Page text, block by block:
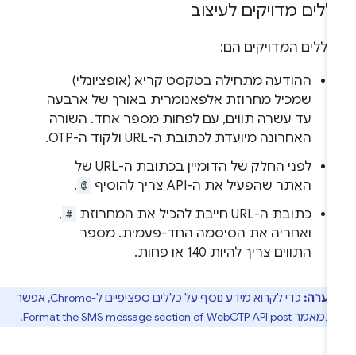
מדויקים לעיצוב
המדויקים הם:
ההודעה מתחילה בטקסט קריא (אופציונלי)
שמכיל מחרוזת אלפאנומרית באורך של ארבעה
עד עשרה תווים, עם לפחות מספר אחד. השורה
האחרונה מיועדת לכתובת ה-URL ולקוד ה-OTP.
לפני החלק של הדומיין בכתובת ה-URL של
האתר שהפעיל את ה-API צריך להוסיף
@
.
כתובת ה-URL חייבת להכיל את המחרוזת
#
,
ואחריה את הסיסמה החד-פעמית. מספר
התווים צריך להיות 140 או פחות.
הערה:
כדי לקרוא מידע נוסף על כללים ספציפיים ל-Chrome, אפשר
במאמרFormat the SMS message section of WebOTP API post
.